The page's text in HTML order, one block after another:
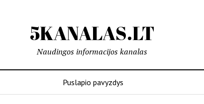
5KANALAS.LT
Naudingos informacijos kanalas
Puslapio pavyzdys